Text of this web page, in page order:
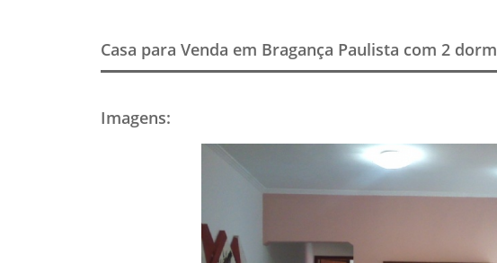
Casa para Venda em Bragança Paulista com 2
Imagens: